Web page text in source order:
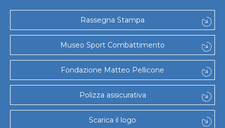
News
Gare e Risultati
Attività Didattica
Albi Federali
Arti marziali
Aikido
Ju Jitsu
Sumo
Capoeira
Grappling
BJJ
Pancrazio/Pankration
Rassegna Stampa
Museo Sport Combattimento
Fondazione Matteo Pellicone
Polizza assicurativa
Scarica il logo